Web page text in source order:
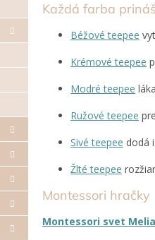
Každá farba
Béžové teepee
Krémové teepee
Modré teepee
Ružové teepee
Sivé teepee dodá
Žlté teepee
Montessori hračky
Montessori svet